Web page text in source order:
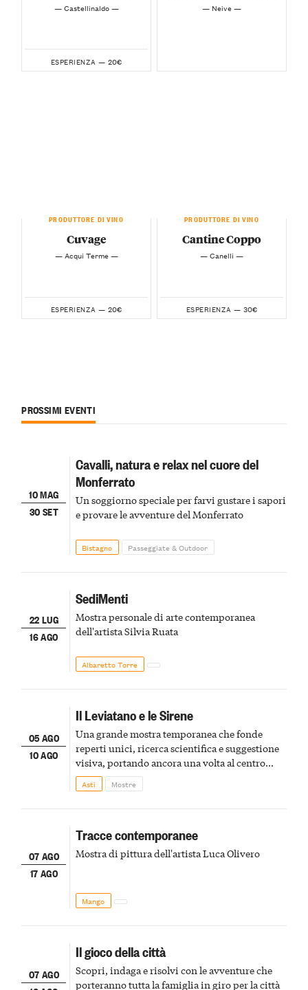
— Castellinaldo —
ESPERIENZA — 20€
— Neive —
PRODUTTORE DI VINO
Cuvage
— Acqui Terme —
ESPERIENZA — 20€
PRODUTTORE DI VINO
Cantine Coppo
— Canelli —
ESPERIENZA — 30€
PROSSIMI EVENTI
10 MAG
30 SET
Cavalli, natura e relax nel cuore del
Monferrato
Un soggiorno speciale per farvi gustare i sapori
e provare le avventure del Monferrato
Bistagno Passeggiate & Outdoor
22 LUG
16 AGO
SediMenti
Mostra personale di arte contemporanea
dell'artista Silvia Ruata
Albaretto Torre
05 AGO
10 AGO
Il Leviatano e le Sirene
Una grande mostra temporanea che fonde
reperti unici, ricerca scientifica e suggestione
visiva, portando ancora una volta al centro
della scena le meraviglie del passato astigiano
Asti Mostre
07 AGO
17 AGO
Tracce contemporanee
Mostra di pittura dell'artista Luca Olivero
Mango
07 AGO
Il gioco della città
Scopri, indaga e risolvi con le avventure che
porteranno tutta la famiglia in giro per la città